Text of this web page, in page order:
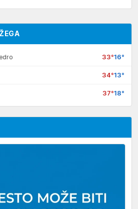
33°16°
34°13°
37°18°